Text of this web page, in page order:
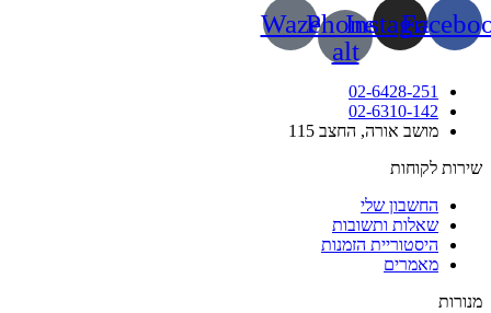
Instagram
Phone-
alt
Waze
02-6428-251
02-6310-142
מושב אורה, החצב 115
לקוחות
החשבון שלי
שאלות ותשובות
היסטוריית הזמנות
מאמרים